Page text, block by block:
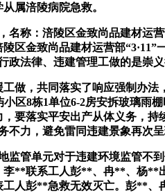
属涪陵病院急救。
称：涪陵区金致尚品建材运
区金致尚品建材运营部
法律、违建管理工做的是崇
，共同落实了响应强制办法
区8栋1单位6-2房安拆玻璃
要落实平安出产从体义务，
力，避免雷同违建景象再次呈
单元对于违建环境监管不到
**联系工人彭**、冉**、杨**
人彭**急救无效灭亡。彭**